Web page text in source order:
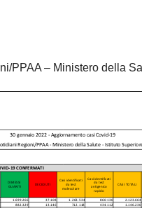
PPAA – Ministero della